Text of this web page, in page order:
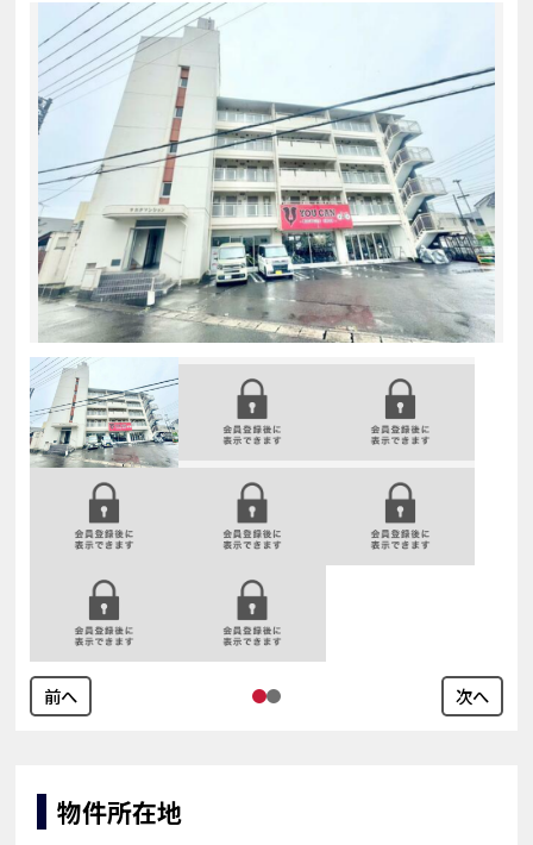
前へ 次へ
物件所在地